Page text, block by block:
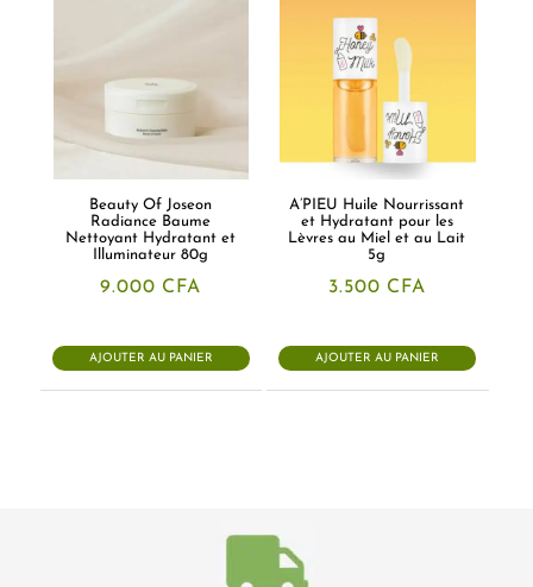
Beauty Of Joseon
Radiance Baume
Nettoyant Hydratant et
Illuminateur 80g
9.000 CFA
AJOUTER AU PANIER
A’PIEU Huile Nourrissant
et Hydratant pour les
Lèvres au Miel et au Lait
5g
3.500 CFA
AJOUTER AU PANIER